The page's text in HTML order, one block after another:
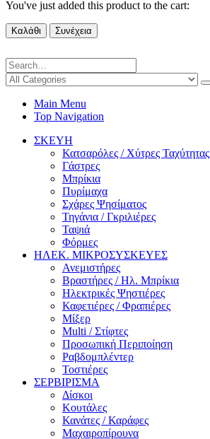
You've just added this product to the cart:
Καλάθι Συνέχεια
Main Menu
Top Navigation
ΣΚΕΥΗ
Κατσαρόλες / Χύτρες Ταχύτητας
Γάστρες
Μπρίκια
Πυρίμαχα
Σχάρες Ψησίματος
Τηγάνια / Γκριλιέρες
Ταψιά
Φόρμες
ΗΛΕΚ. ΜΙΚΡΟΣΥΣΚΕΥΕΣ
Ανεμιστήρες
Βραστήρες / Ηλ. Μπρίκια
Ηλεκτρικές Ψηστιέρες
Καφετιέρες / Φραπιέρες
Μίξερ
Multi / Στίφτες
Προσωπική Περιποίηση
Ραβδομπλέντερ
Τοστιέρες
ΣΕΡΒΙΡΙΣΜΑ
Δίσκοι
Κουτάλες
Κανάτες / Καράφες
Μαχαιροπίρουνα